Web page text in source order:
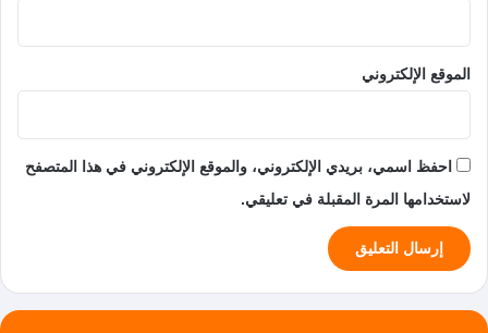
الموقع الإلكتروني
احفظ اسمي، بريدي الإلكتروني، والموقع الإلكتروني في هذا المتصفح
لاستخدامها المرة المقبلة في تعليقي.